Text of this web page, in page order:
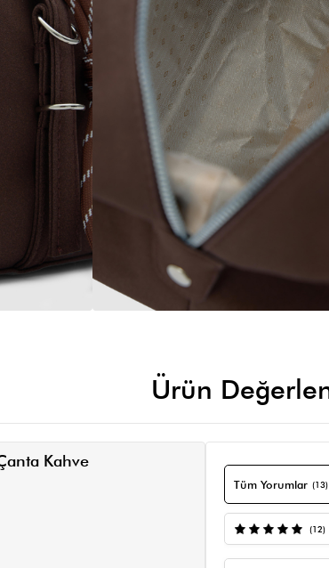
Ürün
Kahve
Tüm Yorumlar (13)
(12)